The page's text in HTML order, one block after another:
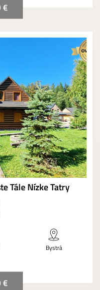
€
Tále Nízke Tatry
Bystrá
€